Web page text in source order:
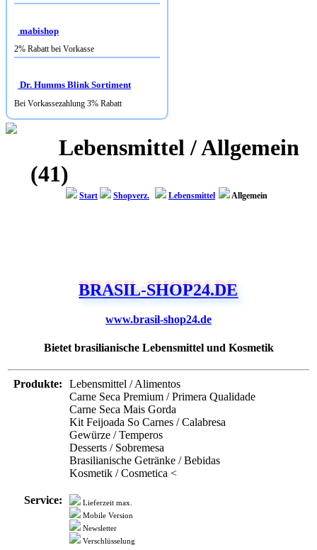
mabishop
2% Rabatt bei Vorkasse
Dr. Humms Blink Sortiment
Bei Vorkassezahlung 3% Rabatt
Lebensmittel / Allgemein
(41)
Start Shopverz. Lebensmittel Allgemein
BRASIL-SHOP24.DE
www.brasil-shop24.de
Bietet brasilianische Lebensmittel und Kosmetik
Produkte:
Lebensmittel / Alimentos
Carne Seca Premium / Primera Qualidade
Carne Seca Mais Gorda
Kit Feijoada So Carnes / Calabresa
Gewürze / Temperos
Desserts / Sobremesa
Brasilianische Getränke / Bebidas
Kosmetik / Cosmetica <
Service:
Lieferzeit max.
Mobile Version
Newsletter
Verschlüsselung